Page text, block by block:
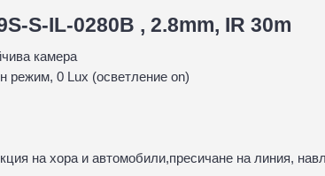
S-IL-0280B , 2.8mm, IR 30m
камера
режим, 0 Lux (осветление on)
на хора и автомобили,пресичане на линия,